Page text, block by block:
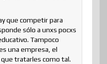
que competir para
sólo a unxs pocxs
Tampoco
una empresa, el
tratarles como tal.